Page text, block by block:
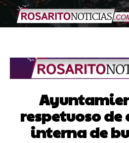
respetuoso
interna de